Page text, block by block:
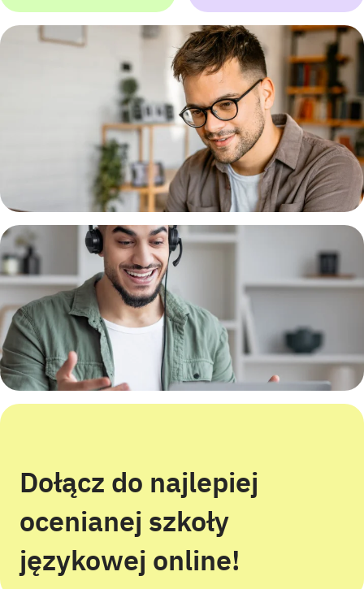
Dołącz do najlepiej
ocenianej szkoły
językowej online!